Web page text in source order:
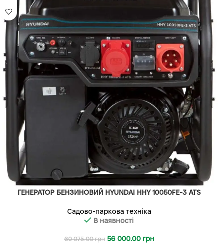
ГЕНЕРАТОР БЕНЗИНОВИЙ HYUNDAI HHY 10050FE-3 ATS
Садово-паркова техніка
В наявності
60 075.00грн 56 000.00 грн